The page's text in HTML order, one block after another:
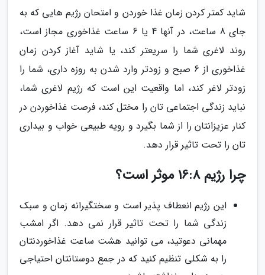
شاید کمتر کردن زمان غذا خوردن و امتحان رژیم هایی که به
جای 8 ساعت، در آنها 4 یا 6 ساعت غذاخوری مجاز است،
روند لاغری شما را سریعتر کند، یا شاید آغاز کردن زمان
غذاخوری از 6 صبح و زودتر وارد شدن به روزه داری، شما را
زودتر لاغر کند، اما واقعیت این است که رژیم لاغری شما،
نباید زندگی اجتماعی تان را مختل کند، فرصت غذاخوردن در
کنار عزیزانتان را از شما بگیرد و رویه طبیعی خواب و بیداری
تان را تحت تاثیر قرار دهد.
چرا رژیم 16:8 موثر است؟
این رژیم انعطاف پذیر است و سختگیرانه زمان و سبک
زندگی شما را تحت تاثیر قرار نمی دهد. اگر امشب
مهمانی دعوتید، می توانید هشت ساعت غذاخوردنتان
را به شکلی تنظیم کنید که در جمع دوستانتان احتیاجی